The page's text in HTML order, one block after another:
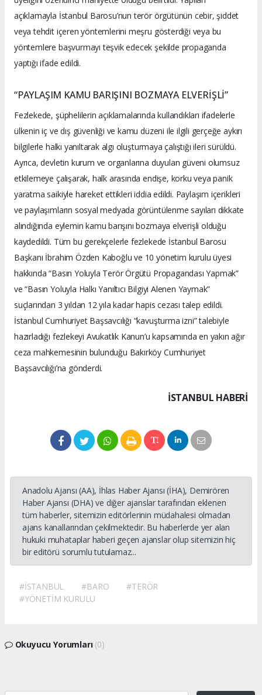
açıklamayla İstanbul Barosu’nun terör örgütünün cebir, şiddet
veya tehdit içeren yöntemlerini meşru gösterdiği veya bu
yöntemlere başvurmayı teşvik edecek şekilde propaganda
yaptığı ifade edildi.
“PAYLAŞIM KAMU BARIŞINI BOZMAYA ELVERİŞLİ”
Fezlekede, şüphelilerin açıklamalarında kullandıkları ifadelerle
ülkenin iç ve dış güvenliği ve kamu düzeni ile ilgili gerçeğe aykırı
bilgilerle halkı yanıltarak algı oluşturmaya çalıştığı ileri sürüldü.
Ayrıca, devletin kurum ve organlarına duyulan güveni olumsuz
etkilemeye çalışarak, halk arasında endişe, korku veya panik
yaratma saikiyle hareket ettikleri iddia edildi. Paylaşım içerikleri
ve paylaşımların sosyal medyada görüntülenme sayıları dikkate
alındığında eylemin kamu barışını bozmaya elverişli olduğu
kaydedildi. Tüm bu gerekçelerle fezlekede İstanbul Barosu
Başkanı İbrahim Özden Kaboğlu ve 10 yönetim kurulu üyesi
hakkında “Basın Yoluyla Terör Örgütü Propagandası Yapmak”
ve “Basın Yoluyla Halkı Yanıltıcı Bilgiyi Alenen Yaymak”
suçlarından 3 yıldan 12 yıla kadar hapis cezası talep edildi.
İstanbul Cumhuriyet Başsavcılığı “kavuşturma izni” talebiyle
hazırladığı fezlekeyi Avukatlık Kanun’u kapsamında en yakın ağır
ceza mahkemesinin bulunduğu Bakırköy Cumhuriyet
Başsavcılığı’na gönderdi.
İSTANBUL HABERİ
Anadolu Ajansı (AA), İhlas Haber Ajansı (İHA), Demirören
Haber Ajansı (DHA) ve diğer ajanslar tarafından eklenen
tüm haberler, sitemizin editörlerinin müdahalesi olmadan
ajans kanallarından çekilmektedir. Bu haberlerde yer alan
hukuki muhataplar haberi geçen ajanslar olup sitemizin hiç
bir editörü sorumlu tutulamaz...
#İSTANBUL #BARO
#TERÖR
#YÖNETİM KURULU
Okuyucu Yorumları (0)